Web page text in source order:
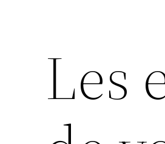
Les